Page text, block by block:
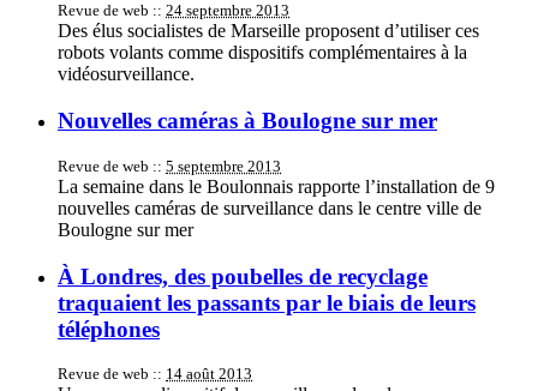
Revue de web :: 24 septembre 2013
Des élus socialistes de Marseille proposent d’utiliser ces
robots volants comme dispositifs complémentaires à la
vidéosurveillance.
Nouvelles caméras à Boulogne sur mer
Revue de web :: 5 septembre 2013
La semaine dans le Boulonnais rapporte l’installation de 9
nouvelles caméras de surveillance dans le centre ville de
Boulogne sur mer
À Londres, des poubelles de recyclage
traquaient les passants par le biais de leurs
téléphones
Revue de web :: 14 août 2013